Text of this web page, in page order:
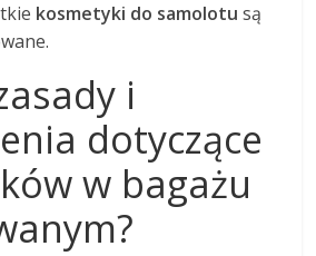
kosmetyki do samolotu są
i
dotyczące
w bagażu